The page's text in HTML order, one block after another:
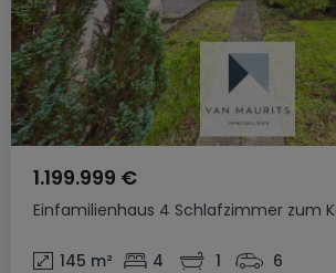
Einfamilienhaus 4 Schlafzimmer zum
1.199.999 €
145 m² 4 1 6